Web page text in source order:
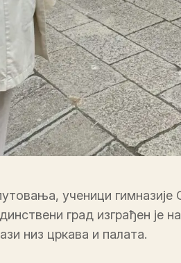
ученици
град изграђен
низ цркава и палата.